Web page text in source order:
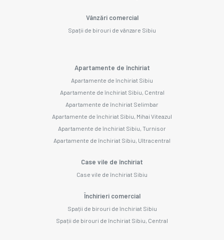
Vânzări comercial
Spații de birouri de vânzare Sibiu
Apartamente de închiriat
Apartamente de închiriat Sibiu
Apartamente de închiriat Sibiu, Central
Apartamente de închiriat Selimbar
Apartamente de închiriat Sibiu, Mihai Viteazul
Apartamente de închiriat Sibiu, Turnisor
Apartamente de închiriat Sibiu, Ultracentral
Case vile de închiriat
Case vile de închiriat Sibiu
Închirieri comercial
Spații de birouri de închiriat Sibiu
Spații de birouri de închiriat Sibiu, Central